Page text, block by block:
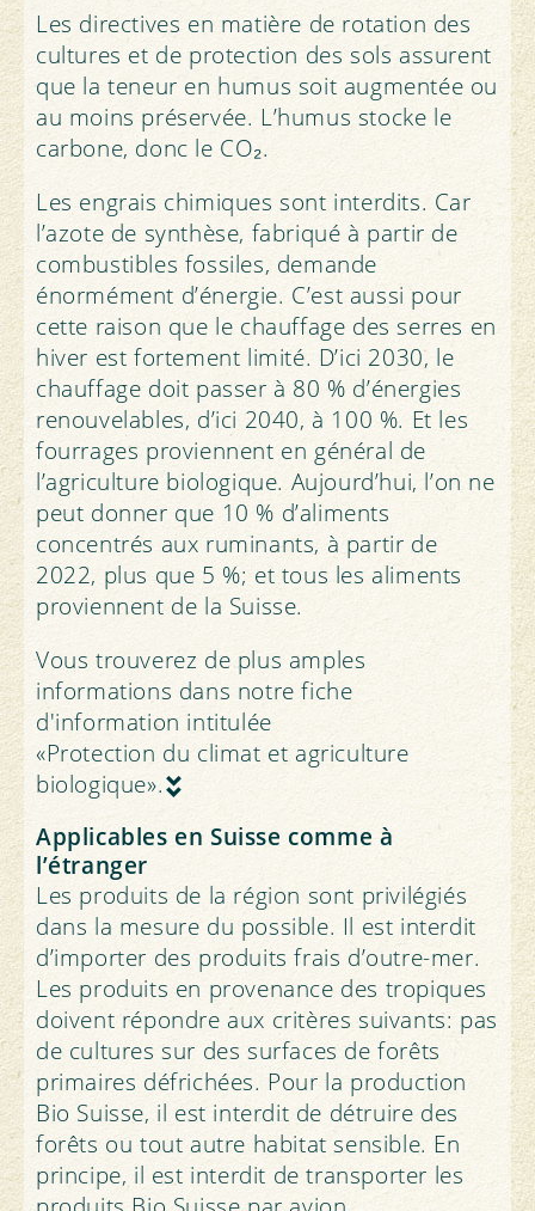
Les directives en matière de rotation des
cultures et de protection des sols assurent
que la teneur en humus soit augmentée ou
au moins préservée. L’humus stocke le
carbone, donc le CO₂.
Les engrais chimiques sont interdits. Car
l’azote de synthèse, fabriqué à partir de
combustibles fossiles, demande
énormément d’énergie. C’est aussi pour
cette raison que le chauffage des serres en
hiver est fortement limité. D’ici 2030, le
chauffage doit passer à 80 % d’énergies
renouvelables, d’ici 2040, à 100 %. Et les
fourrages proviennent en général de
l’agriculture biologique. Aujourd’hui, l’on ne
peut donner que 10 % d’aliments
concentrés aux ruminants, à partir de
2022, plus que 5 %; et tous les aliments
proviennent de la Suisse.
Vous trouverez de plus amples
informations dans notre fiche
d'information intitulée
«Protection du climat et agriculture
biologique».
Applicables en Suisse comme à
l’étranger
Les produits de la région sont privilégiés
dans la mesure du possible. Il est interdit
d’importer des produits frais d’outre-mer.
Les produits en provenance des tropiques
doivent répondre aux critères suivants: pas
de cultures sur des surfaces de forêts
primaires défrichées. Pour la production
Bio Suisse, il est interdit de détruire des
forêts ou tout autre habitat sensible. En
principe, il est interdit de transporter les